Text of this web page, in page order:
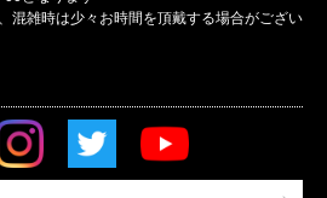
混雑時は少々お時間を頂戴する場合がござい